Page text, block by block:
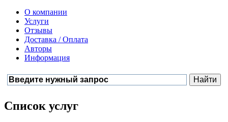
О компании
Услуги
Отзывы
Доставка / Оплата
Авторы
Информация
Список услуг